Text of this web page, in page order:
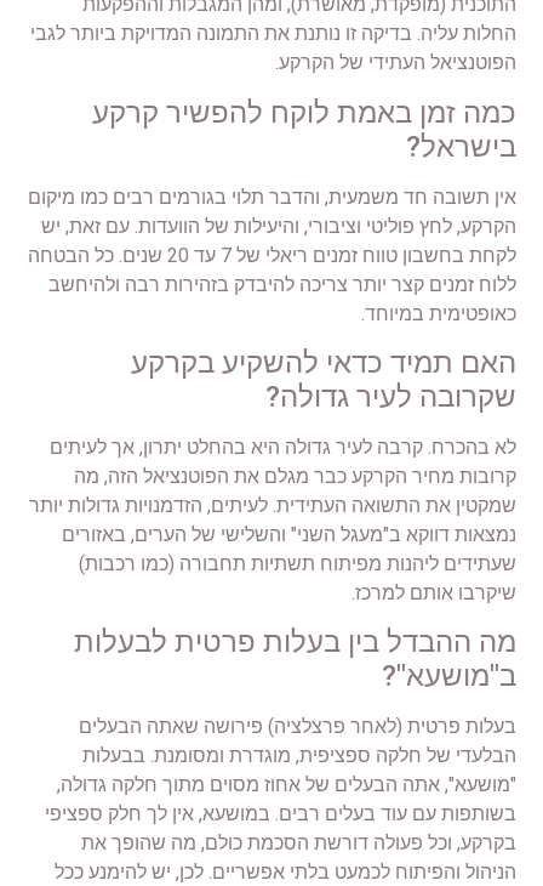
החלות עליה. בדיקה זו נותנת את התמונה המדויקת ביותר לגבי
הפוטנציאל העתידי של הקרקע.
כמה זמן באמת לוקח להפשיר קרקע
בישראל?
אין תשובה חד משמעית, והדבר תלוי בגורמים רבים כמו מיקום
הקרקע, לחץ פוליטי וציבורי, והיעילות של הוועדות. עם זאת, יש
לקחת בחשבון טווח זמנים ריאלי של 7 עד 20 שנים. כל הבטחה
ללוח זמנים קצר יותר צריכה להיבדק בזהירות רבה ולהיחשב
כאופטימית במיוחד.
האם תמיד כדאי להשקיע בקרקע
שקרובה לעיר גדולה?
לא בהכרח. קרבה לעיר גדולה היא בהחלט יתרון, אך לעיתים
קרובות מחיר הקרקע כבר מגלם את הפוטנציאל הזה, מה
שמקטין את התשואה העתידית. לעיתים, הזדמנויות גדולות יותר
נמצאות דווקא ב"מעגל השני" והשלישי של הערים, באזורים
שעתידים ליהנות מפיתוח תשתיות תחבורה (כמו רכבות)
שיקרבו אותם למרכז.
מה ההבדל בין בעלות פרטית לבעלות
ב"מושעא"?
בעלות פרטית (לאחר פרצלציה) פירושה שאתה הבעלים
הבלעדי של חלקה ספציפית, מוגדרת ומסומנת. בבעלות
"מושעא", אתה הבעלים של אחוז מסוים מתוך חלקה גדולה,
בשותפות עם עוד בעלים רבים. במושעא, אין לך חלק ספציפי
בקרקע, וכל פעולה דורשת הסכמת כולם, מה שהופך את
הניהול והפיתוח לכמעט בלתי אפשריים. לכן, יש להימנע ככל